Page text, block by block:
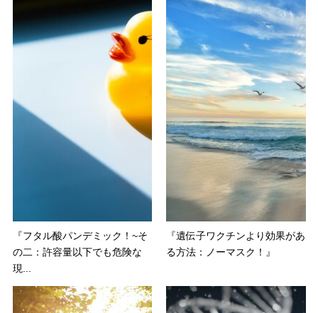
『フタル酸パンデミック！~そ
の二：許容量以下でも危険な
現...
『遺伝子ワクチンより効果があ
る方法：ノーマスク！』